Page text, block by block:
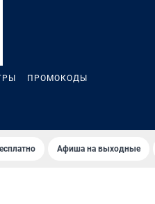
ПРОМОКОДЫ
Афиша на выходные